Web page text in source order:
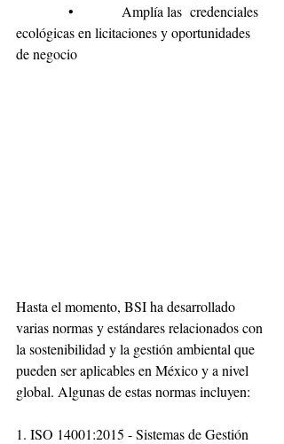
•           Amplía las  credenciales
ecológicas en licitaciones y oportunidades
de negocio
Hasta el momento, BSI ha desarrollado
varias normas y estándares relacionados con
la sostenibilidad y la gestión ambiental que
pueden ser aplicables en México y a nivel
global. Algunas de estas normas incluyen:
1. ISO 14001:2015 - Sistemas de Gestión